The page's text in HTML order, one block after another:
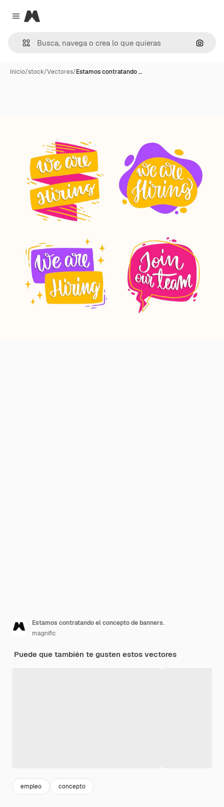
Close menu
Magnific
Inicio/stock/Vectores/Estamos contratando …
Estamos contratando el concepto de banners.
magnific
Puede que también te gusten estos vectores
empleo concepto